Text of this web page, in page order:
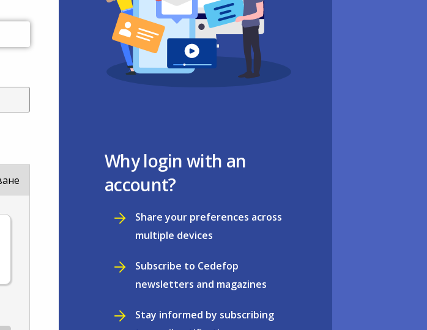
Why login with an
account?
Share your preferences across
multiple devices
Subscribe to Cedefop
newsletters and magazines
Stay informed by subscribing